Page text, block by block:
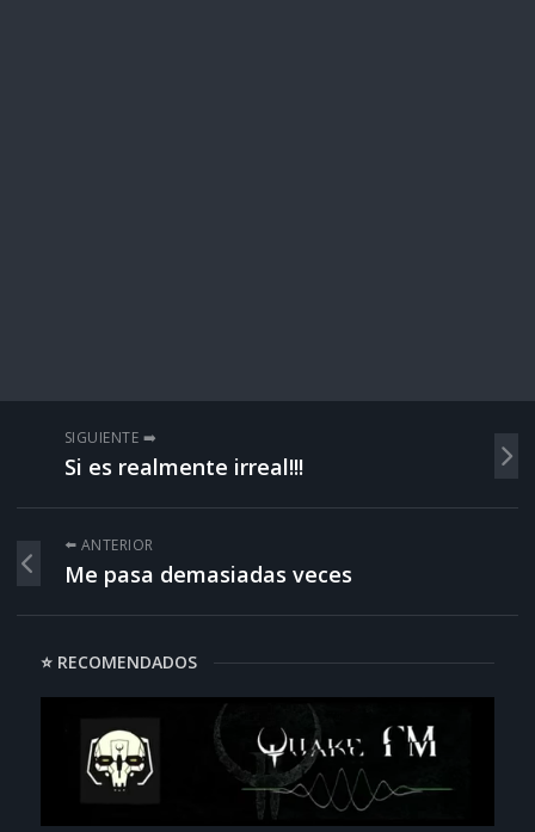
SIGUIENTE ➡️
Si es realmente irreal!!!
⬅️ ANTERIOR
Me pasa demasiadas veces
⭐ RECOMENDADOS